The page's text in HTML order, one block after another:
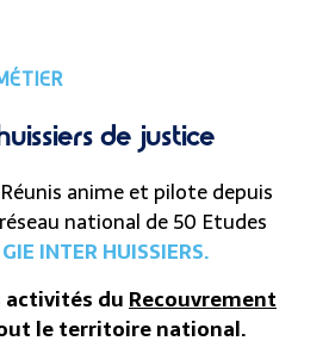
de justice
anime et pilote depuis
national de 50 Etudes
GIE INTER HUISSIERS.
activités duRecouvrement
le territoire national.